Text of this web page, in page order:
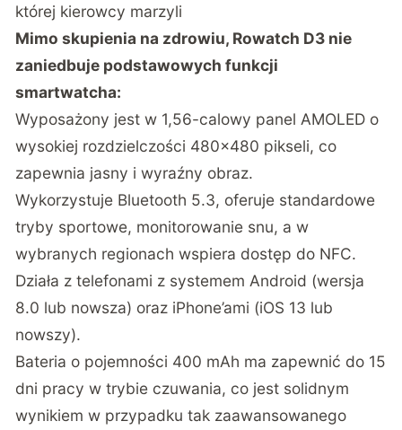
której kierowcy marzyli
Mimo skupienia na zdrowiu, Rowatch D3 nie
zaniedbuje podstawowych funkcji
smartwatcha:
Wyposażony jest w 1,56-calowy panel AMOLED o
wysokiej rozdzielczości 480×480 pikseli, co
zapewnia jasny i wyraźny obraz.
Wykorzystuje Bluetooth 5.3, oferuje standardowe
tryby sportowe, monitorowanie snu, a w
wybranych regionach wspiera dostęp do NFC.
Działa z telefonami z systemem Android (wersja
8.0 lub nowsza) oraz iPhone’ami (iOS 13 lub
nowszy).
Bateria o pojemności 400 mAh ma zapewnić do 15
dni pracy w trybie czuwania, co jest solidnym
wynikiem w przypadku tak zaawansowanego